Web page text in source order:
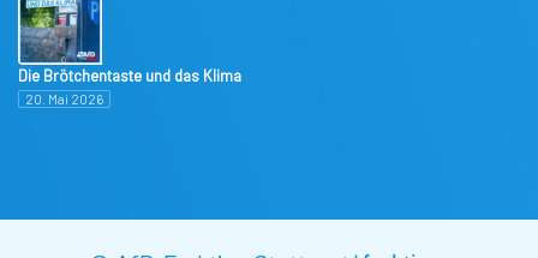
Die Brötchentaste und das Klima
20. Mai 2026